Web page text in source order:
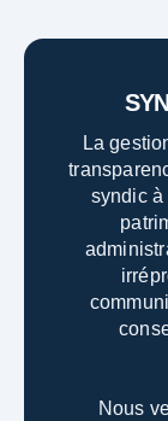
La
syndic à
Nous